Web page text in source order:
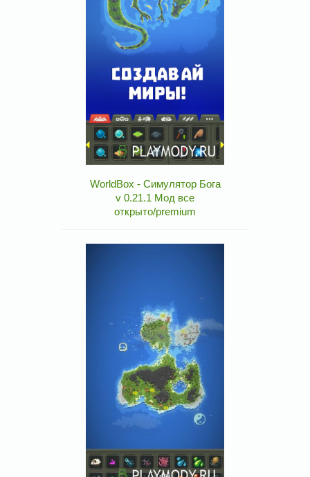
WorldBox - Симулятор Бога
v 0.21.1 Мод все
открыто/premium